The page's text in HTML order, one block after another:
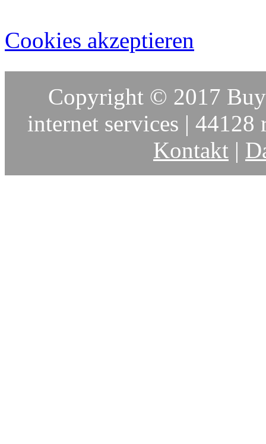
Cookies akzeptieren
Copyright © 2017
internet services |
Kontakt |